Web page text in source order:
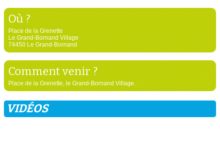
Où ?
Place de la Grenette
Le Grand-Bornand Village
74450 Le Grand-Bornand
Comment venir ?
Place de la Grenette, le Grand-Bornand Village.
VIDÉOS